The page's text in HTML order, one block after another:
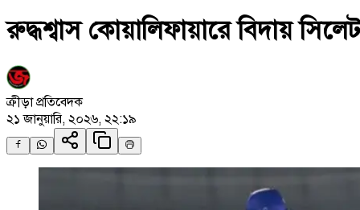
রুদ্ধশ্বাস কোয়ালিফায়ারে বিদায়
ক্রীড়া প্রতিবেদক
২১ জানুয়ারি, ২০২৬, ২২:১৯